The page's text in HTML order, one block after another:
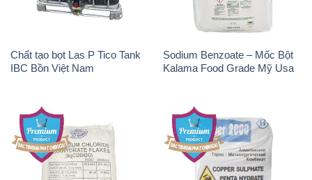
Chất tạo bọt Las P Tico Tank
IBC Bồn Việt Nam
Sodium Benzoate – Mốc Bột
Kalama Food Grade Mỹ Usa